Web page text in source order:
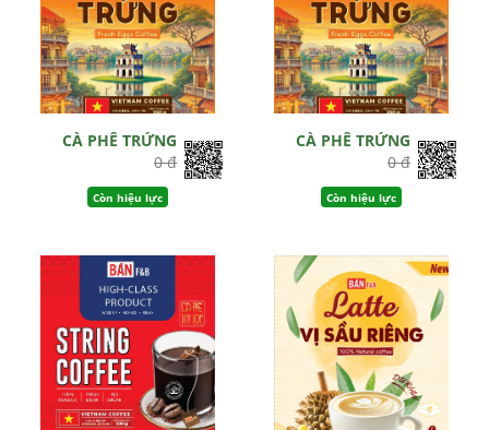
CÀ PHÊ TRỨNG
0 đ
Còn hiệu lực
CÀ PHÊ TRỨNG
0 đ
Còn hiệu lực